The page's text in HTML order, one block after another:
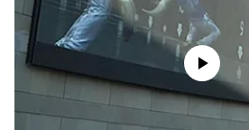
Eguraldia